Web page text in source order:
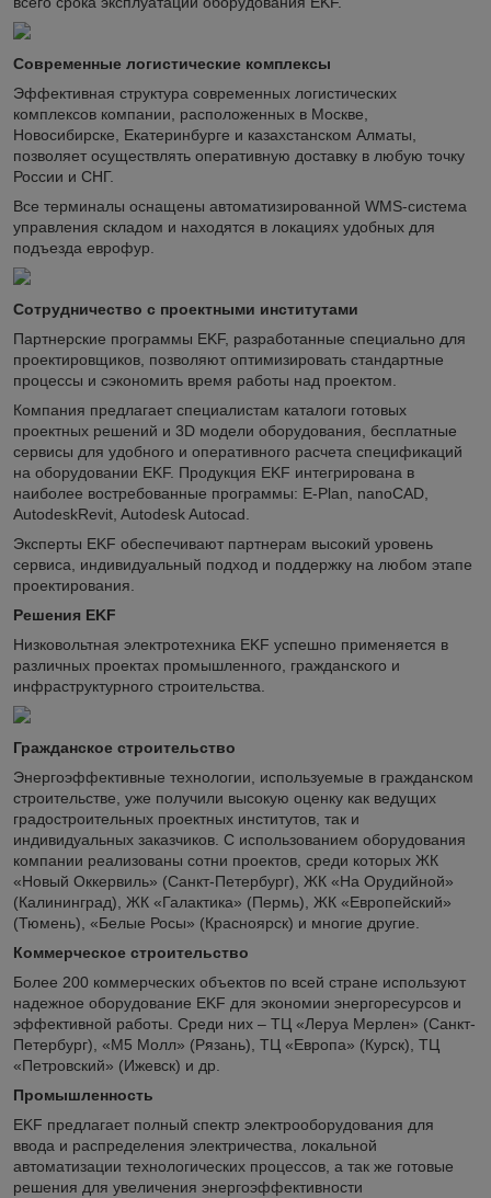
Современные логистические комплексы
Эффективная структура современных логистических
комплексов компании, расположенных в Москве,
Новосибирске, Екатеринбурге и казахстанском Алматы,
позволяет осуществлять оперативную доставку в любую точку
России и СНГ.
Все терминалы оснащены автоматизированной WMS-система
управления складом и находятся в локациях удобных для
подъезда еврофур.
Сотрудничество с проектными институтами
Партнерские программы EKF, разработанные специально для
проектировщиков, позволяют оптимизировать стандартные
процессы и сэкономить время работы над проектом.
Компания предлагает специалистам каталоги готовых
проектных решений и 3D модели оборудования, бесплатные
сервисы для удобного и оперативного расчета спецификаций
на оборудовании EKF. Продукция EKF интегрирована в
наиболее востребованные программы: E-Plan, nanoCAD,
AutodeskRevit, Autodesk Autocad.
Эксперты EKF обеспечивают партнерам высокий уровень
сервиса, индивидуальный подход и поддержку на любом этапе
проектирования.
Решения EKF
Низковольтная электротехника EKF успешно применяется в
различных проектах промышленного, гражданского и
инфраструктурного строительства.
Гражданское строительство
Энергоэффективные технологии, используемые в гражданском
строительстве, уже получили высокую оценку как ведущих
градостроительных проектных институтов, так и
индивидуальных заказчиков. С использованием оборудования
компании реализованы сотни проектов, среди которых ЖК
«Новый Оккервиль» (Санкт-Петербург), ЖК «На Орудийной»
(Калининград), ЖК «Галактика» (Пермь), ЖК «Европейский»
(Тюмень), «Белые Росы» (Красноярск) и многие другие.
Коммерческое строительство
Более 200 коммерческих объектов по всей стране используют
надежное оборудование EKF для экономии энергоресурсов и
эффективной работы. Среди них – ТЦ «Леруа Мерлен» (Санкт-
Петербург), «М5 Молл» (Рязань), ТЦ «Европа» (Курск), ТЦ
«Петровский» (Ижевск) и др.
Промышленность
EKF предлагает полный спектр электрооборудования для
ввода и распределения электричества, локальной
автоматизации технологических процессов, а так же готовые
решения для увеличения энергоэффективности